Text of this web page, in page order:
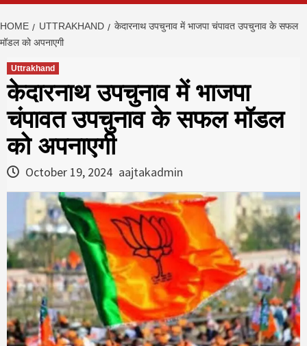
HOME UTTRAKHAND
केदारनाथ उपचुनाव में भाजपा चंपावत उपचुनाव के सफल
मॉडल को अपनाएगी
Uttrakhand
केदारनाथ उपचुनाव में भाजपा
चंपावत उपचुनाव के सफल मॉडल
को अपनाएगी
October 19, 2024 aajtakadmin